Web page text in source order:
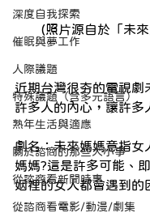
深度自我探索
催眠與夢工作
人際議題
特殊議題（含多元語言）
熟年生活與適應
關於諮商的那些大小事
從諮商看新聞時事
從諮商看電影/動漫/劇集
(照片源自於「未
近期台灣很夯的電視劇
許多人的內心，讓許多
劇名：未來媽媽意指女
媽媽?這是許多可能、
姻裡的女人都會遇到的